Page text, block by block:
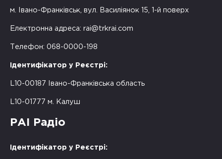
м. Івано-Франківськ, вул. Василіянок 15, 1-й поверх
Електронна адреса: rai@trkrai.com
Телефон: 068-0000-198
Ідентифікатор у Реєстрі:
L10-00187 Івано-Франківська область
L10-01777 м. Калуш
РАІ Радіо
Ідентифікатор у Реєстрі: